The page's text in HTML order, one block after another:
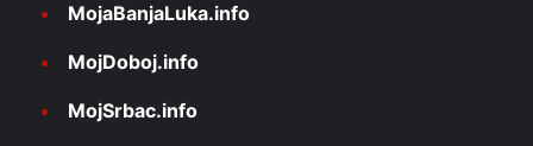
MojaBanjaLuka.info
MojDoboj.info
MojSrbac.info